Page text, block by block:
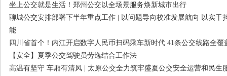
坐上公交就是生活！郑州公交以全场景服务焕新城市出行
聊城公交安排部署下半年重点工作 | 以问题导向校准发展航向 以实干
能
四川省首个！内江开启数字人民币扫码乘车新时代 41条公交线路全覆
【安全】夏季公交驾驶员劳逸结合工作法
高温有坚守 车厢有清风 | 太原公交全力筑牢盛夏公交安全运营和民生